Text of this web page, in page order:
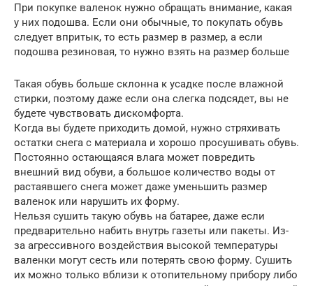
При покупке валенок нужно обращать внимание, какая
у них подошва. Если они обычные, то покупать обувь
следует впритык, то есть размер в размер, а если
подошва резиновая, то нужно взять на размер больше
Такая обувь больше склонна к усадке после влажной
стирки, поэтому даже если она слегка подсядет, вы не
будете чувствовать дискомфорта.
Когда вы будете приходить домой, нужно стряхивать
остатки снега с материала и хорошо просушивать обувь.
Постоянно остающаяся влага может повредить
внешний вид обуви, а большое количество воды от
растаявшего снега может даже уменьшить размер
валенок или нарушить их форму.
Нельзя сушить такую обувь на батарее, даже если
предварительно набить внутрь газеты или пакеты. Из-
за агрессивного воздействия высокой температуры
валенки могут сесть или потерять свою форму. Сушить
их можно только вблизи к отопительному прибору либо